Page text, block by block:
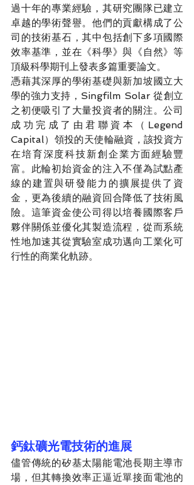
過十年的專業經驗，其研究團隊已建立
卓越的學術聲譽。他們的貢獻構成了公
司的技術基石，其中包括創下多項國際
效率基準，並在《科學》與《自然》等
頂級科學期刊上發表多篇重要論文。
憑藉其深厚的學術基礎與新加坡國立大
學的強力支持，Singfilm Solar 從創立
之初便吸引了大量投資者的關注。公司
成功完成了由君聯資本（Legend
Capital）領投的天使輪融資，該投資方
在培育深度科技新創企業方面經驗豐
富。此輪初始資金的注入不僅為試點產
線的建置與研發能力的擴展提供了資
金，更為後續的融資回合降低了技術風
險。這筆資金使公司得以培養國際客戶
夥伴關係並優化其製造流程，從而系統
性地加速其從實驗室成功邁向工業化可
行性的商業化軌跡。
鈣鈦礦光電技術的進展
儘管傳統的矽基太陽能電池長期主導市
場，但其轉換效率正逼近單接面電池的